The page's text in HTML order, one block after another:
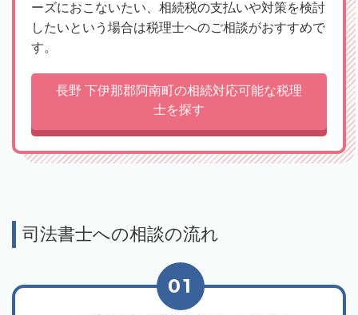
ーズにおこないたい、相続税の支払いや対策を検討
したいという場合は税理士へのご相談がおすすめで
す。
長野 下伊那郡阿南町の相続対応可能な税理
士を探す
司法書士への相談の流れ
01